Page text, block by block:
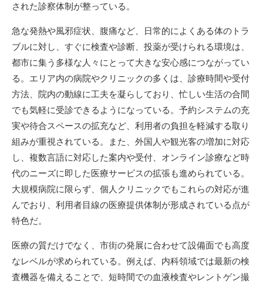
された診察体制が整っている。
急な発熱や風邪症状、腹痛など、日常的によくある体のトラ
ブルに対し、すぐに検査や診断、投薬が受けられる環境は、
都市に集う多様な人々にとって大きな安心感につながってい
る。エリア内の病院やクリニックの多くは、診療時間や受付
方法、院内の動線に工夫を凝らしており、忙しい生活の合間
でも気軽に受診できるようになっている。予約システムの充
実や待合スペースの拡充など、利用者の負担を軽減する取り
組みが重視されている。また、外国人や観光客の増加に対応
し、複数言語に対応した案内や受付、オンライン診療など時
代のニーズに即した医療サービスの拡張も進められている。
大規模病院に限らず、個人クリニックでもこれらの対応が進
んでおり、利用者目線の医療提供体制が形成されている点が
特色だ。
医療の質だけでなく、市街の発展に合わせて設備面でも高度
なレベルが求められている。例えば、内科領域では最新の検
査機器を備えることで、短時間での血液検査やレントゲン撮